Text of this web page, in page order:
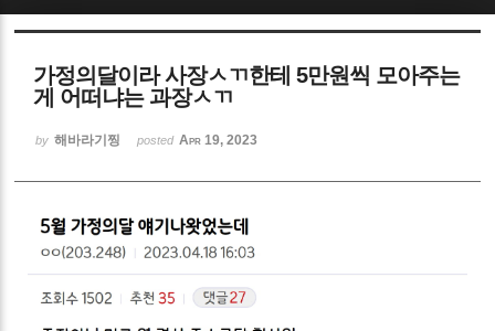
가정의달이라 사장ㅅㄲ한테 5만원씩 모아주는
게 어떠냐는 과장ㅅㄲ
by 해바라기찡 posted Apr 19, 2023
Sketchbook5, 스케치북5
Sketchbook5, 스케치북5